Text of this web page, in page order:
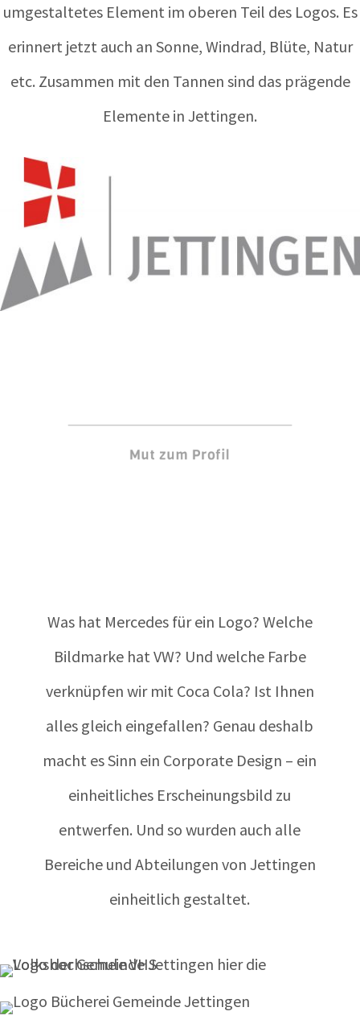
umgestaltetes Element im oberen Teil des Logos. Es
erinnert jetzt auch an Sonne, Windrad, Blüte, Natur
etc. Zusammen mit den Tannen sind das prägende
Elemente in Jettingen.
Mut zum Profil
Was hat Mercedes für ein Logo? Welche
Bildmarke hat VW? Und welche Farbe
verknüpfen wir mit Coca Cola? Ist Ihnen
alles gleich eingefallen? Genau deshalb
macht es Sinn ein Corporate Design – ein
einheitliches Erscheinungsbild zu
entwerfen. Und so wurden auch alle
Bereiche und Abteilungen von Jettingen
einheitlich gestaltet.